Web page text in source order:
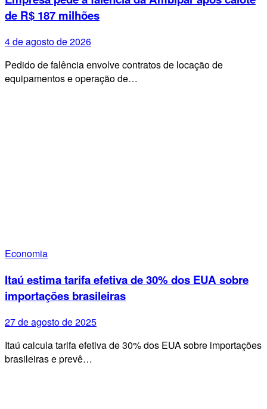
de R$ 187 milhões
4 de agosto de 2026
Pedido de falência envolve contratos de locação de
equipamentos e operação de…
Economia
Itaú estima tarifa efetiva de 30% dos EUA sobre
importações brasileiras
27 de agosto de 2025
Itaú calcula tarifa efetiva de 30% dos EUA sobre importações
brasileiras e prevê…